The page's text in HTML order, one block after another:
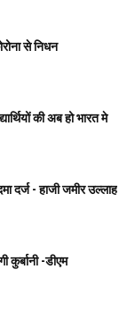
से निधन
की अब हो भारत मे
दर्ज - हाजी जमीर उल्लाह
कुर्बानी -डीएम